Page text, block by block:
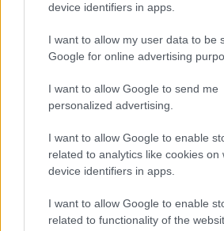
device identifiers in apps.
I want to allow my user data to be
Google for online advertising
I want to allow Google to send me
personalized advertising.
I want to allow Google to enable
related to analytics like cookies on
device identifiers in apps.
I want to allow Google to enable
related to functionality of the
Szufnarowa) zajmują7. miejscew tabeli.
Poniżej znajdziesz także ostatnie mecze
bramkowe.
Albatros Szufnarowa vs. Start Lubenia -
transmisja
Wynik meczu Albatros Szufnarowa - Start
stronie zaraz po jego zakończeniu. Jeżeli
zajrzyj tutaj:Albatros Szufnarowa vs. Start
strzelcy
Jeżeli w internecie lub TV dostępna jest
> Klasa B, gr. II na pewno znajdziesz takie
Możliwe jednak, że nigdzie nie pojawi się